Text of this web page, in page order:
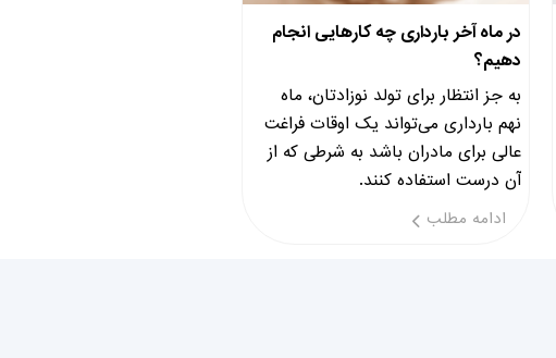
در ماه آخر بارداری چه کارهایی انجام
دهیم؟
به جز انتظار برای تولد نوزادتان، ماه
نهم بارداری می‌تواند یک اوقات فراغت
عالی برای مادران باشد به شرطی که از
آن درست استفاده کنند.
ادامه مطلب